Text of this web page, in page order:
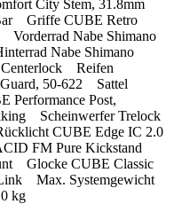
City Stem, 31.8mm
Griffe CUBE Retro
Nabe Shimano
Nabe Shimano
Centerlock Reifen
50-622 Sattel
Performance Post,
Scheinwerfer Trelock
CUBE Edge IC 2.0
FM Pure Kickstand
Glocke CUBE Classic
Max. Systemgewicht
kg